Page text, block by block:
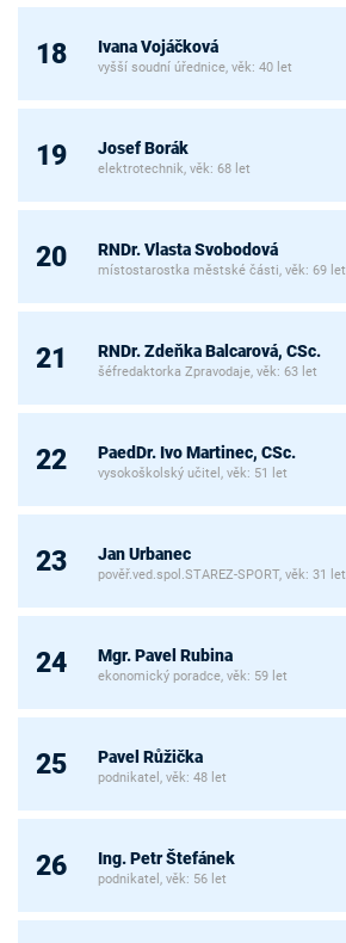
18 Ivana Vojáčková
vyšší soudní úřednice, věk: 40 let
19 Josef Borák
elektrotechnik, věk: 68 let
20 RNDr. Vlasta Svobodová
místostarostka městské části, věk: 69 let
21 RNDr. Zdeňka Balcarová, CSc.
šéfredaktorka Zpravodaje, věk: 63 let
22 PaedDr. Ivo Martinec, CSc.
vysokoškolský učitel, věk: 51 let
23 Jan Urbanec
pověř.ved.spol.STAREZ-SPORT, věk: 31 let
24 Mgr. Pavel Rubina
ekonomický poradce, věk: 59 let
25 Pavel Růžička
podnikatel, věk: 48 let
26 Ing. Petr Štefánek
podnikatel, věk: 56 let